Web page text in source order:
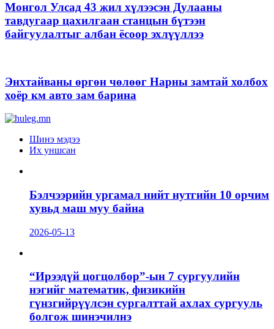
Монгол Улсад 43 жил хүлээсэн Дулааны
тавдугаар цахилгаан станцын бүтээн
байгуулалтыг албан ёсоор эхлүүллээ
Энхтайваны өргөн чөлөөг Нарны замтай холбох
хоёр км авто зам барина
Шинэ мэдээ
Их уншсан
Бэлчээрийн ургамал нийт нутгийн 10 орчим
хувьд маш муу байна
2026-05-13
“Ирээдүй цогцолбор”-ын 7 сургуулийн
нэгийг математик, физикийн
гүнзгийрүүлсэн сургалттай ахлах сургууль
болгож шинэчилнэ